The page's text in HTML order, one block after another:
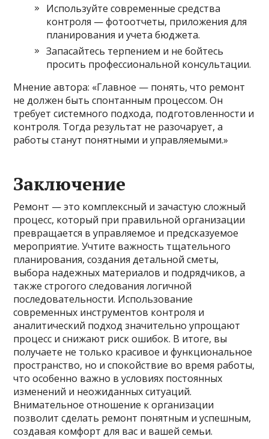
Используйте современные средства
контроля — фотоотчеты, приложения для
планирования и учета бюджета.
Запасайтесь терпением и не бойтесь
просить профессиональной консультации.
Мнение автора: «Главное — понять, что ремонт
не должен быть спонтанным процессом. Он
требует системного подхода, подготовленности и
контроля. Тогда результат не разочарует, а
работы станут понятными и управляемыми.»
Заключение
Ремонт — это комплексный и зачастую сложный
процесс, который при правильной организации
превращается в управляемое и предсказуемое
мероприятие. Учтите важность тщательного
планирования, создания детальной сметы,
выбора надежных материалов и подрядчиков, а
также строгого следования логичной
последовательности. Использование
современных инструментов контроля и
аналитический подход значительно упрощают
процесс и снижают риск ошибок. В итоге, вы
получаете не только красивое и функциональное
пространство, но и спокойствие во время работы,
что особенно важно в условиях постоянных
изменений и неожиданных ситуаций.
Внимательное отношение к организации
позволит сделать ремонт понятным и успешным,
создавая комфорт для вас и вашей семьи.